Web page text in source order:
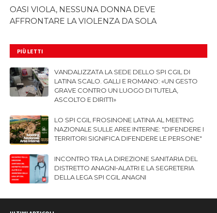
OASI VIOLA, NESSUNA DONNA DEVE
AFFRONTARE LA VIOLENZA DA SOLA
PIÙ LETTI
VANDALIZZATA LA SEDE DELLO SPI CGIL DI
LATINA SCALO. GALLI E ROMANO: «UN GESTO
GRAVE CONTRO UN LUOGO DI TUTELA,
ASCOLTO E DIRITTI»
LO SPI CGIL FROSINONE LATINA AL MEETING
NAZIONALE SULLE AREE INTERNE: "DIFENDERE I
TERRITORI SIGNIFICA DIFENDERE LE PERSONE"
INCONTRO TRA LA DIREZIONE SANITARIA DEL
DISTRETTO ANAGNI-ALATRI E LA SEGRETERIA
DELLA LEGA SPI CGIL ANAGNI